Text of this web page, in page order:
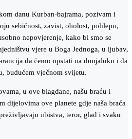
danu Kurban-bajrama, pozivam i
sebičnost, zavist, oholost, pohlepu,
nepovjerenje, kako bi smo se
vjere u Boga Jednoga, u ljubav,
da ćemo opstati na dunjaluku i da
budućem vječnom svijetu.
u ove blagdane, našu braću i
dijelovima ove planete gdje naša braća
ubistva, teror, glad i svaku